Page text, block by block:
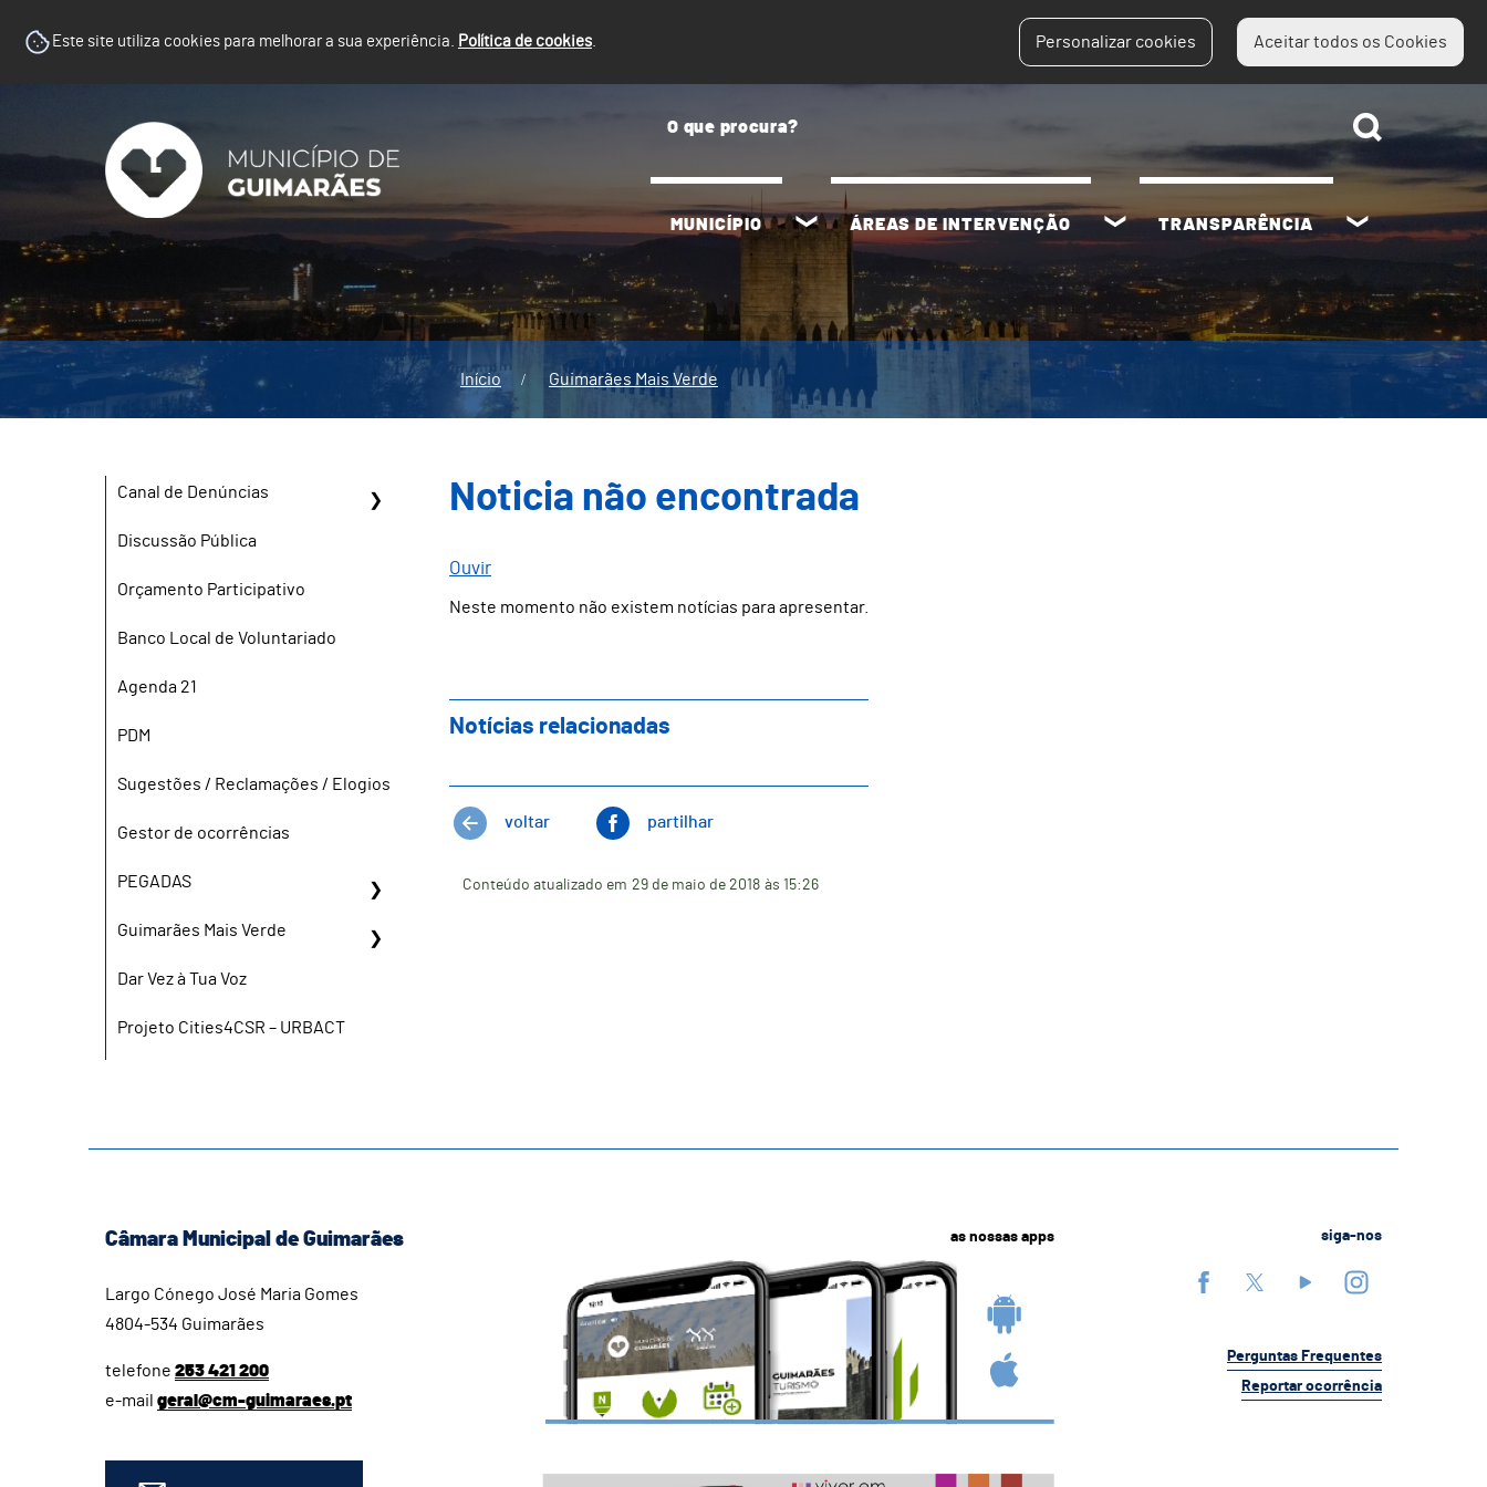
Este site utiliza cookies para melhorar a sua experiência. Política de cookies. Personalizar cookies Aceitar todos os Cookies
MUNICÍPIO ÁREAS DE INTERVENÇÃO TRANSPARÊNCIA
Início Guimarães Mais Verde
Canal de Denúncias
Discussão Pública
Orçamento Participativo
Banco Local de Voluntariado
Agenda 21
PDM
Sugestões / Reclamações / Elogios
Gestor de ocorrências
PEGADAS
Guimarães Mais Verde
Dar Vez à Tua Voz
Projeto Cities4CSR – URBACT
Noticia não encontrada
Ouvir
Neste momento não existem notícias para apresentar.
Notícias relacionadas
voltar partilhar
Conteúdo atualizado em 29 de maio de 2018 às 15:26
Câmara Municipal de Guimarães
Largo Cónego José Maria Gomes
4804-534 Guimarães
telefone 253 421 200
e-mail geral@cm-guimaraes.pt
as nossas apps siga-nos
Perguntas Frequentes
Reportar ocorrência